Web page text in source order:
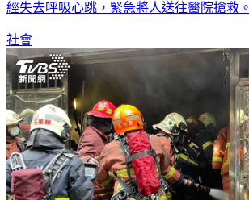
經失去呼吸心跳，緊急將人送往醫院搶救。
社會